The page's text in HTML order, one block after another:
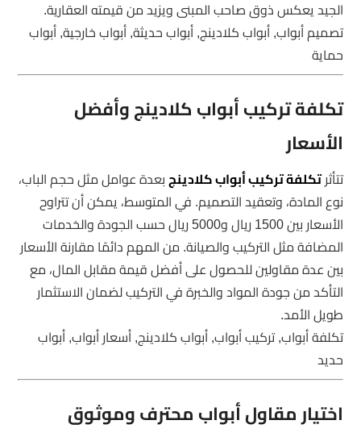
الجيد يعكس ذوق صاحب المبنى ويزيد من قيمته العقارية.
تصميم أبواب, أبواب كلادينج, أبواب حديثة, أبواب خارجية, أبواب
حماية
تكلفة تركيب أبواب كلادينج وأفضل
الأسعار
تتأثرتكلفة تركيب أبواب كلادينجبعدة عوامل مثل حجم الباب،
نوع المادة، وتعقيد التصميم. في المتوسط، يمكن أن تتراوح
الأسعار بين 1500 ريال و5000 ريال حسب الجودة والخدمات
المضافة مثل التركيب والصيانة. من المهم دائمًا مقارنة الأسعار
بين عدة مقاولين للحصول على أفضل قيمة مقابل المال، مع
التأكد من جودة المواد والخبرة في التركيب لضمان الاستثمار
طويل الأمد.
تكلفة أبواب, تركيب أبواب, أبواب كلادينج, أسعار أبواب, أبواب
حديد
اختيار مقاول أبواب محترف وموثوق